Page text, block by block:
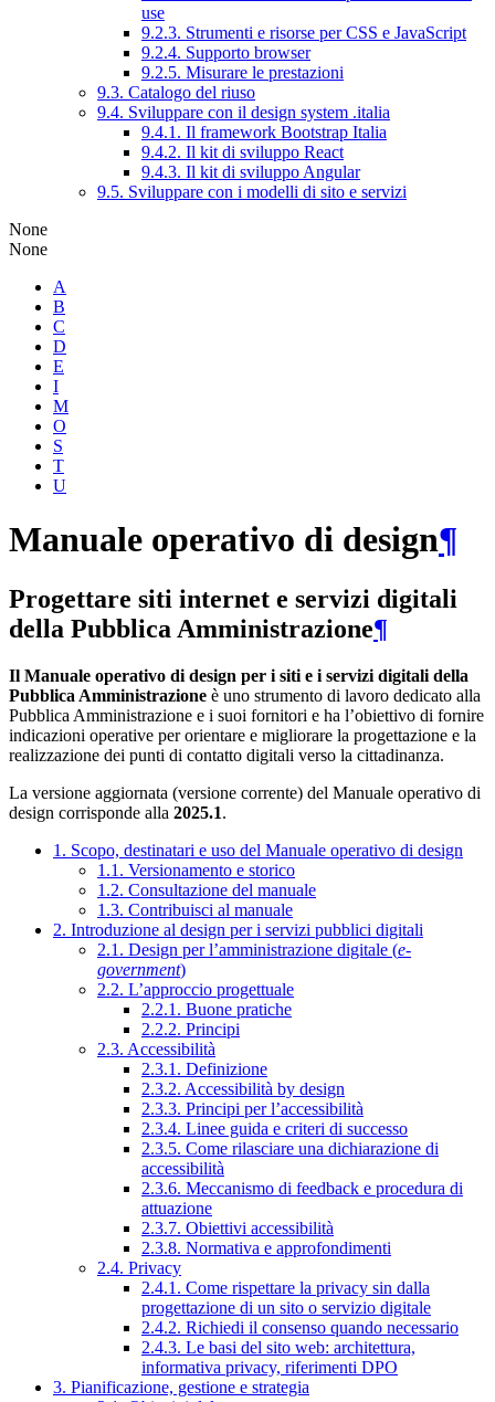
use
9.2.3. Strumenti e risorse per CSS e JavaScript
9.2.4. Supporto browser
9.2.5. Misurare le prestazioni
9.3. Catalogo del riuso
9.4. Sviluppare con il design system .italia
9.4.1. Il framework Bootstrap Italia
9.4.2. Il kit di sviluppo React
9.4.3. Il kit di sviluppo Angular
9.5. Sviluppare con i modelli di sito e servizi
None
None
A
B
C
D
E
I
M
O
S
T
U
Manuale operativo di design¶
Progettare siti internet e servizi digitali
della Pubblica Amministrazione¶
Il Manuale operativo di design per i siti e i servizi digitali della
Pubblica Amministrazione è uno strumento di lavoro dedicato alla
Pubblica Amministrazione e i suoi fornitori e ha l’obiettivo di fornire
indicazioni operative per orientare e migliorare la progettazione e la
realizzazione dei punti di contatto digitali verso la cittadinanza.
La versione aggiornata (versione corrente) del Manuale operativo di
design corrisponde alla 2025.1.
1. Scopo, destinatari e uso del Manuale operativo di design
1.1. Versionamento e storico
1.2. Consultazione del manuale
1.3. Contribuisci al manuale
2. Introduzione al design per i servizi pubblici digitali
2.1. Design per l’amministrazione digitale (e-
government)
2.2. L’approccio progettuale
2.2.1. Buone pratiche
2.2.2. Principi
2.3. Accessibilità
2.3.1. Definizione
2.3.2. Accessibilità by design
2.3.3. Principi per l’accessibilità
2.3.4. Linee guida e criteri di successo
2.3.5. Come rilasciare una dichiarazione di
accessibilità
2.3.6. Meccanismo di feedback e procedura di
attuazione
2.3.7. Obiettivi accessibilità
2.3.8. Normativa e approfondimenti
2.4. Privacy
2.4.1. Come rispettare la privacy sin dalla
progettazione di un sito o servizio digitale
2.4.2. Richiedi il consenso quando necessario
2.4.3. Le basi del sito web: architettura,
informativa privacy, riferimenti DPO
3. Pianificazione, gestione e strategia